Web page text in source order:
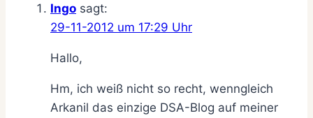
Ingo sagt:
29-11-2012 um 17:29 Uhr
Hallo,
Hm, ich weiß nicht so recht, wenngleich
Arkanil das einzige DSA-Blog auf meiner